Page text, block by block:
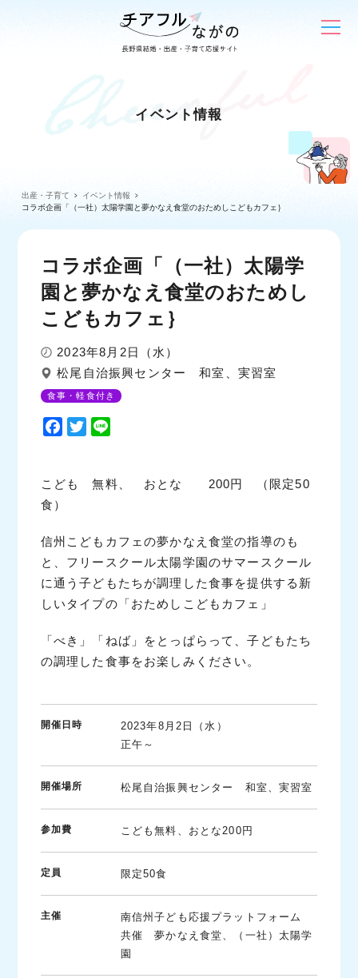
イベント情報
出産・子育て
イベント情報
コラボ企画「（一社）太陽学園と夢かなえ食堂のおためしこどもカフェ｝
コラボ企画「（一社）太陽学
園と夢かなえ食堂のおためし
こどもカフェ｝
2023年8月2日（水）
松尾自治振興センター 和室、実習室
食事・軽食付き
F
e
o
k
T
r
e
こども 無料、 おとな 200円 （限定50
食）
信州こどもカフェの夢かなえ食堂の指導のも
と、フリースクール太陽学園のサマースクール
に通う子どもたちが調理した食事を提供する新
しいタイプの「おためしこどもカフェ」
「べき」「ねば」をとっぱらって、子どもたち
の調理した食事をお楽しみください。
開催日時
2023年8月2日（水）
正午～
開催場所 松尾自治振興センター 和室、実習室
参加費 こども無料、おとな200円
定員 限定50食
主催
南信州子ども応援プラットフォーム
共催 夢かなえ食堂、（一社）太陽学
園